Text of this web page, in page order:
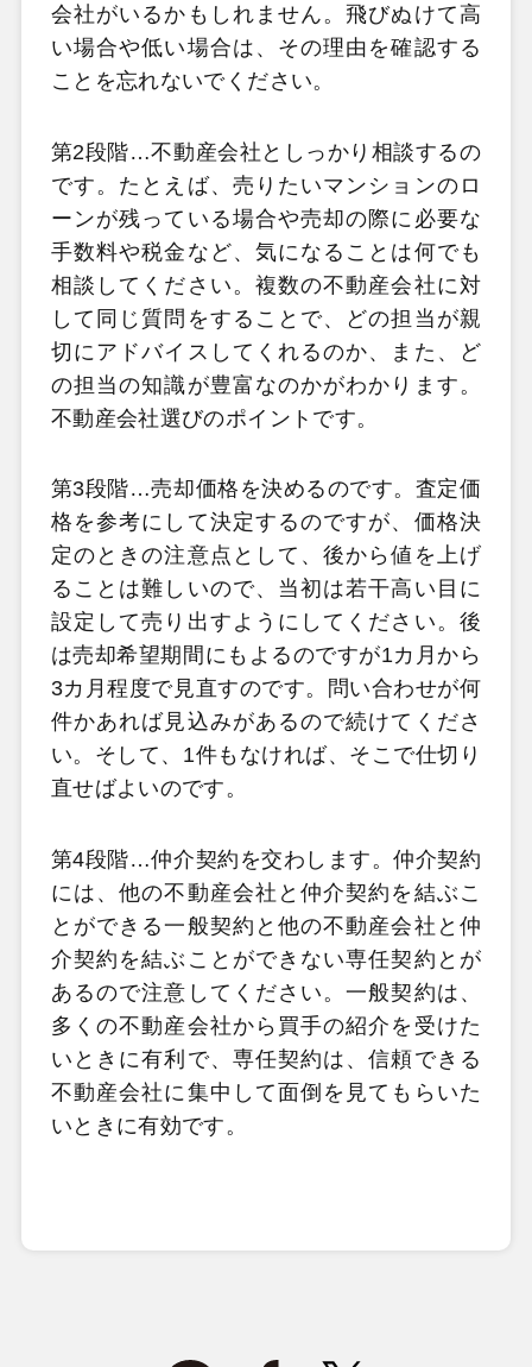
会社がいるかもしれません。飛びぬけて高
い場合や低い場合は、その理由を確認する
ことを忘れないでください。
第2段階…不動産会社としっかり相談するの
です。たとえば、売りたいマンションのロ
ーンが残っている場合や売却の際に必要な
手数料や税金など、気になることは何でも
相談してください。複数の不動産会社に対
して同じ質問をすることで、どの担当が親
切にアドバイスしてくれるのか、また、ど
の担当の知識が豊富なのかがわかります。
不動産会社選びのポイントです。
第3段階…売却価格を決めるのです。査定価
格を参考にして決定するのですが、価格決
定のときの注意点として、後から値を上げ
ることは難しいので、当初は若干高い目に
設定して売り出すようにしてください。後
は売却希望期間にもよるのですが1カ月から
3カ月程度で見直すのです。問い合わせが何
件かあれば見込みがあるので続けてくださ
い。そして、1件もなければ、そこで仕切り
直せばよいのです。
第4段階…仲介契約を交わします。仲介契約
には、他の不動産会社と仲介契約を結ぶこ
とができる一般契約と他の不動産会社と仲
介契約を結ぶことができない専任契約とが
あるので注意してください。一般契約は、
多くの不動産会社から買手の紹介を受けた
いときに有利で、専任契約は、信頼できる
不動産会社に集中して面倒を見てもらいた
いときに有効です。